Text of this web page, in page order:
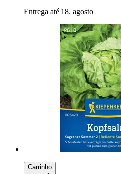
Entrega até 18. agosto
Carrinho